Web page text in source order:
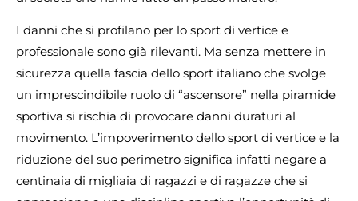
I danni che si profilano per lo sport di vertice e
professionale sono già rilevanti. Ma senza mettere in
sicurezza quella fascia dello sport italiano che svolge
un imprescindibile ruolo di “ascensore” nella piramide
sportiva si rischia di provocare danni duraturi al
movimento. L’impoverimento dello sport di vertice e la
riduzione del suo perimetro significa infatti negare a
centinaia di migliaia di ragazzi e di ragazze che si